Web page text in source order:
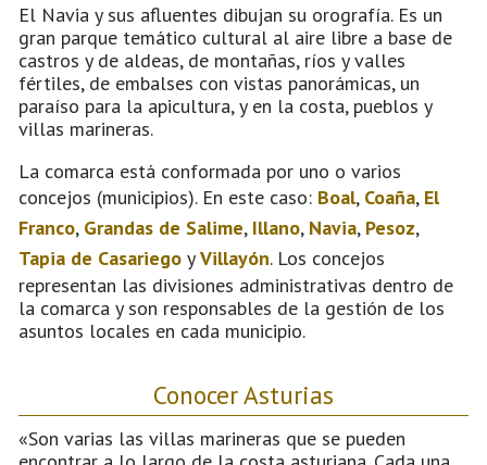
El Navia y sus afluentes dibujan su orografía. Es un
gran parque temático cultural al aire libre a base de
castros y de aldeas, de montañas, ríos y valles
fértiles, de embalses con vistas panorámicas, un
paraíso para la apicultura, y en la costa, pueblos y
villas marineras.
La comarca está conformada por uno o varios
concejos (municipios). En este caso: Boal, Coaña, El
Franco, Grandas de Salime, Illano, Navia, Pesoz,
Tapia de Casariego yVillayón. Los concejos
representan las divisiones administrativas dentro de
la comarca y son responsables de la gestión de los
asuntos locales en cada municipio.
Conocer Asturias
«Son varias las villas marineras que se pueden